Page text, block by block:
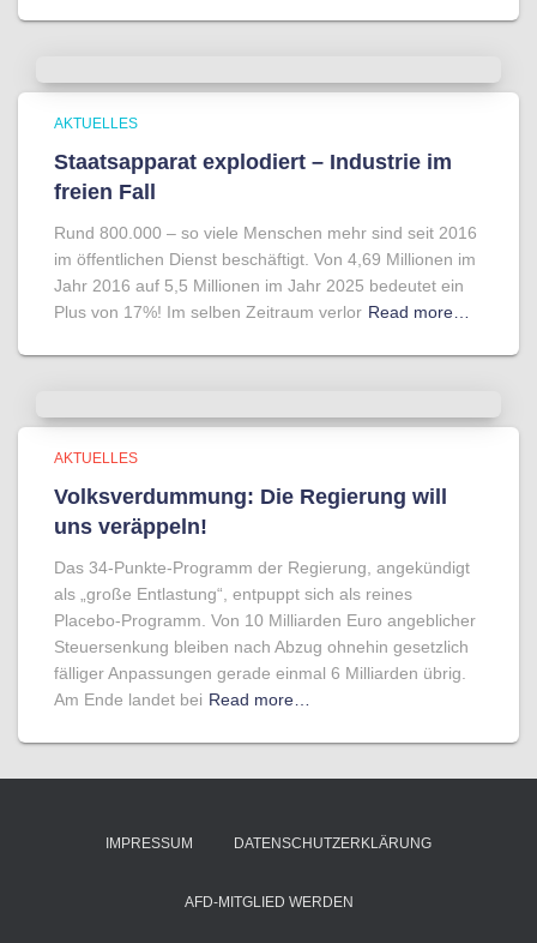
AKTUELLES
Staatsapparat explodiert – Industrie im
freien Fall
Rund 800.000 – so viele Menschen mehr sind seit 2016
im öffentlichen Dienst beschäftigt. Von 4,69 Millionen im
Jahr 2016 auf 5,5 Millionen im Jahr 2025 bedeutet ein
Plus von 17%! Im selben Zeitraum verlor Read more…
AKTUELLES
Volksverdummung: Die Regierung will
uns veräppeln!
Das 34-Punkte-Programm der Regierung, angekündigt
als „große Entlastung“, entpuppt sich als reines
Placebo-Programm. Von 10 Milliarden Euro angeblicher
Steuersenkung bleiben nach Abzug ohnehin gesetzlich
fälliger Anpassungen gerade einmal 6 Milliarden übrig.
Am Ende landet bei Read more…
IMPRESSUM DATENSCHUTZERKLÄRUNG
AFD-MITGLIED WERDEN